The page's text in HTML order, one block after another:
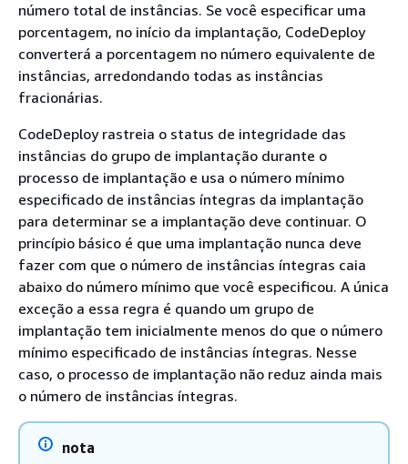
número total de instâncias. Se você especificar uma
porcentagem, no início da implantação, CodeDeploy
converterá a porcentagem no número equivalente de
instâncias, arredondando todas as instâncias
fracionárias.
CodeDeploy rastreia o status de integridade das
instâncias do grupo de implantação durante o
processo de implantação e usa o número mínimo
especificado de instâncias íntegras da implantação
para determinar se a implantação deve continuar. O
princípio básico é que uma implantação nunca deve
fazer com que o número de instâncias íntegras caia
abaixo do número mínimo que você especificou. A única
exceção a essa regra é quando um grupo de
implantação tem inicialmente menos do que o número
mínimo especificado de instâncias íntegras. Nesse
caso, o processo de implantação não reduz ainda mais
o número de instâncias íntegras.
nota